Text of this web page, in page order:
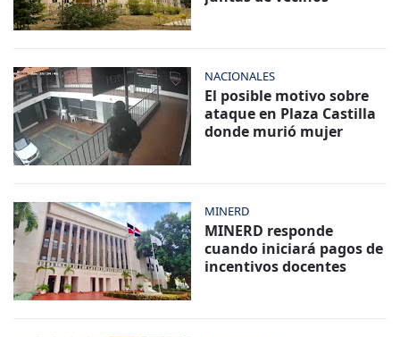
NACIONALES
El posible motivo sobre
ataque en Plaza Castilla
donde murió mujer
MINERD
MINERD responde
cuando iniciará pagos de
incentivos docentes